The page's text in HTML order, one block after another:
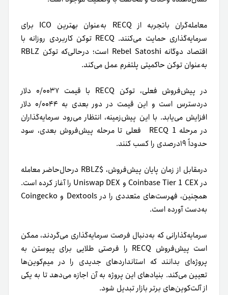
معامله‌گران باتجربه از RECQ به‌عنوان بهترین ICO برای
سرمایه‌گذاری حمایت می‌کنند. RECQ توکن کاربردی روزانه با
اقتصاد دوگانه Rebel Satoshi است؛ درحالی‌که توکن RBLZ
به‌عنوان توکن حاکمیتی پلتفرم عمل می‌کند.
در پیش‌فروش فعلی، توکن‌ RECQ با قیمت ۰/۰۰۳۷ دلار
دردسترس است و این قیمت در دور بعدی به ۰/۰۰۴۴ دلار
افزایش می‌یابد. با این پیش‌زمینه، انتظار می‌رود سرمایه‌گذاران
در مرحله 1 RECQ فعلی تا مرحله پیش‌فروش بعدی، سود
حدوداً ۱۹درصدی را کسب کنند.
درمقابل از زمان پایان پیش‌فروش، $RBLZ در‌حال‌حاضر معامله
در Coinbase Tier 1 CEX و Uniswap DEX را آغاز کرده است.
همچنین، فهرست‌های متعددی را در Dextools و Coingecko
به‌دست آورده است.
سرمایه‌گذارانی که به‌دنبال فرصت سرمایه‌گذاری می‌گردند، ممکن
است پیش‌فروش RECQ را فرصتی طلایی برای پیوستن به
پروژه‌ای بدانند که استانداردهای جدیدی را در میم‌کوین‌ها
تعیین می‌کند. بنیادهای این پروژه به آن اجازه می‌دهد تا به یکی
از آلت‌کوین‌های برتر بازار تبدیل شود.